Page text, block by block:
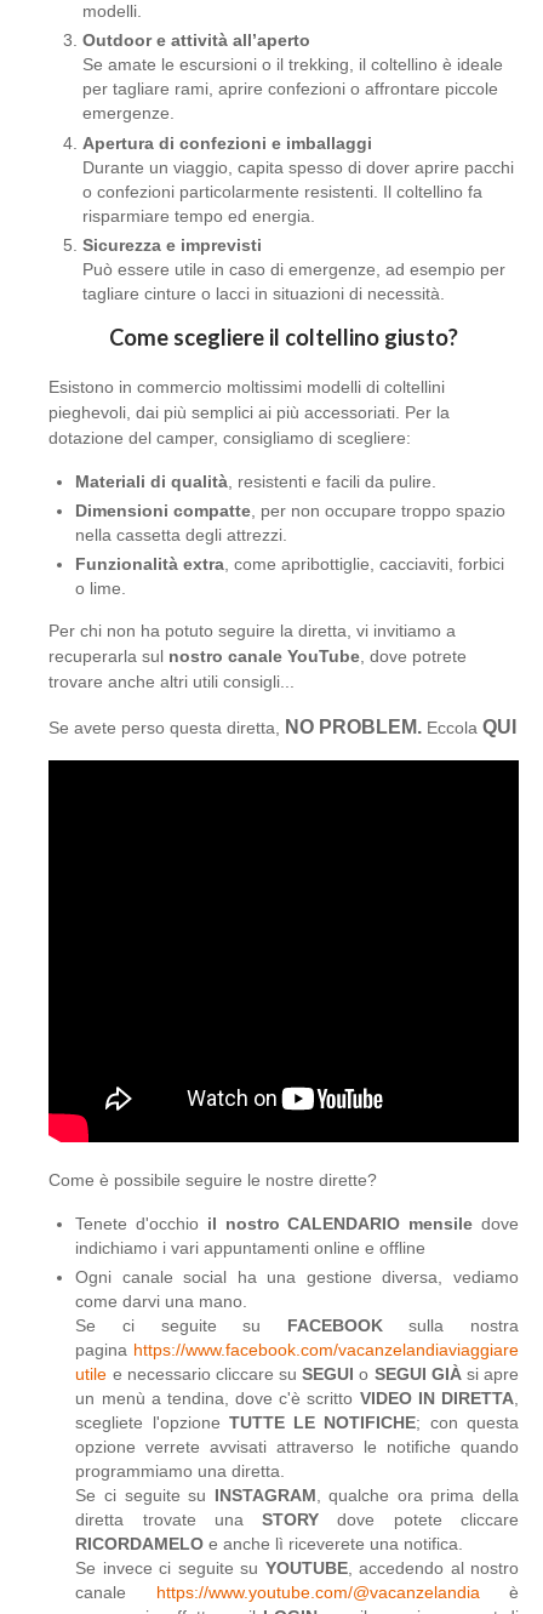
modelli.
Outdoor e attività all’aperto
Se amate le escursioni o il trekking, il coltellino è ideale
per tagliare rami, aprire confezioni o affrontare piccole
emergenze.
Apertura di confezioni e imballaggi
Durante un viaggio, capita spesso di dover aprire pacchi
o confezioni particolarmente resistenti. Il coltellino fa
risparmiare tempo ed energia.
Sicurezza e imprevisti
Può essere utile in caso di emergenze, ad esempio per
tagliare cinture o lacci in situazioni di necessità.
Come scegliere il coltellino giusto?
Esistono in commercio moltissimi modelli di coltellini
pieghevoli, dai più semplici ai più accessoriati. Per la
dotazione del camper, consigliamo di scegliere:
Materiali di qualità , resistenti e facili da pulire.
Dimensioni compatte , per non occupare troppo spazio
nella cassetta degli attrezzi.
Funzionalità extra , come apribottiglie, cacciaviti, forbici
o lime.
Per chi non ha potuto seguire la diretta, vi invitiamo a
recuperarla sul nostro canale YouTube , dove potrete
trovare anche altri utili consigli...
Se avete perso questa diretta, NO PROBLEM. Eccola QUI
Come è possibile seguire le nostre dirette?
Tenete d'occhio il nostro CALENDARIO mensile dove
indichiamo i vari appuntamenti online e offline
Ogni canale social ha una gestione diversa, vediamo
come darvi una mano.
Se ci seguite su FACEBOOKsulla nostra
pagina https://www.facebook.com/vacanzelandiaviaggiare
utile e necessario cliccare suSEGUI o SEGUI GIÀsi apre
un menù a tendina, dove c'è scritto VIDEO IN DIRETTA,
scegliete l'opzione TUTTE LE NOTIFICHE; con questa
opzione verrete avvisati attraverso le notifiche quando
programmiamo una diretta.
Se ci seguite su INSTAGRAM, qualche ora prima della
diretta trovate unaSTORY dove potete cliccare
RICORDAMELO e anche lì riceverete una notifica.
Se invece ci seguite su YOUTUBE, accedendo al nostro
canale https://www.youtube.com/@vacanzelandiaè